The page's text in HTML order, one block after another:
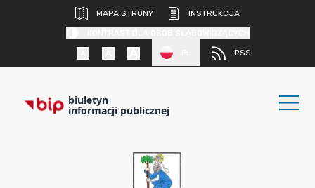
MAPA STRONY
INSTRUKCJA
RSS
biuletyn
informacji publicznej